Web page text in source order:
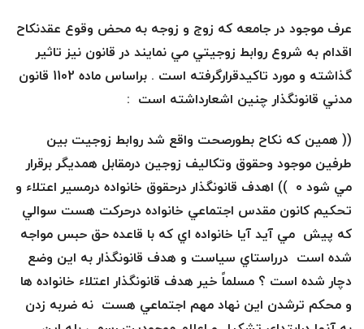
عرف موجود در جامعه كه زوج و زوجه به محض وقوع عقدنكاح
اقدام به شروع روابط زوجيتي مي نمايند در قانون نيز تاثير
گذاشته و مورد تاكيدقرارگرفته است . براساس ماده 1102 قانون
مدني قانونگذار چنين اشعارداشته است :
(( همين كه نكاح بطورصحت واقع شد روابط زوجيت بين
طرفين موجود وحقوق وتكاليف زوجين درمقابل همديگر برقرار
مي شود 0 )) اهدف قانونگذار درحقوق خانواده درمسير اعتلاء و
تحكيم كانون مقدس اجتماعي خانواده درحركت هست سوالي
كه پيش مي آيد آيا خانواده اي كه با قاعده حق حبس مواجه
شده است درراستاي سياست و هدف قانونگذار به اين وضع
دچار شده است ؟ مسلماً خير هدف قانونگذار اعتلاء خانواده ها
و محكم ترشدن اين نهاد مهم اجتماعي هست نه ضربه زدن